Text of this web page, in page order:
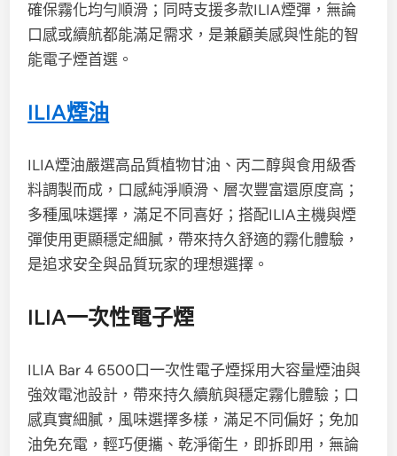
確保霧化均勻順滑；同時支援多款ILIA煙彈，無論
口感或續航都能滿足需求，是兼顧美感與性能的智
能電子煙首選。
ILIA煙油
ILIA煙油嚴選高品質植物甘油、丙二醇與食用級香
料調製而成，口感純淨順滑、層次豐富還原度高；
多種風味選擇，滿足不同喜好；搭配ILIA主機與煙
彈使用更顯穩定細膩，帶來持久舒適的霧化體驗，
是追求安全與品質玩家的理想選擇。
ILIA一次性電子煙
ILIA Bar 4 6500口一次性電子煙採用大容量煙油與
強效電池設計，帶來持久續航與穩定霧化體驗；口
感真實細膩，風味選擇多樣，滿足不同偏好；免加
油免充電，輕巧便攜、乾淨衛生，即拆即用，無論